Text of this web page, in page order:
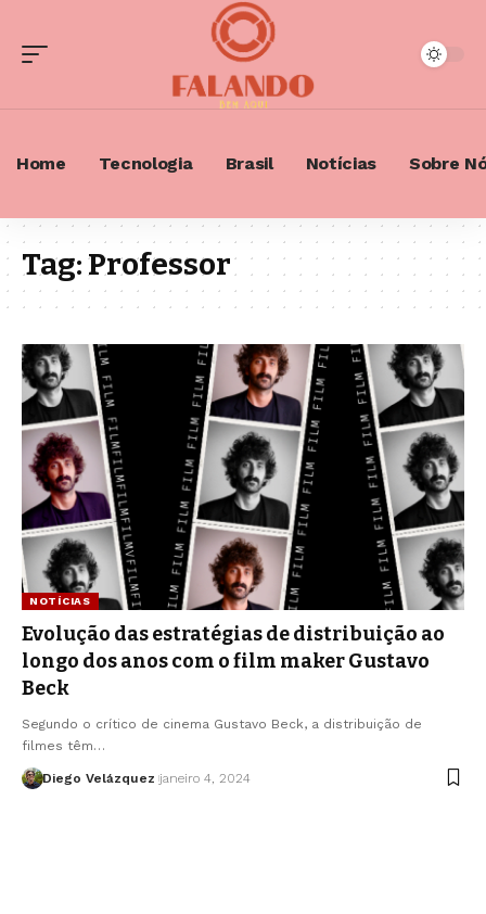
Home Tecnologia Brasil Notícias Sobre
Tag:Professor
NOTÍCIAS
Evolução das estratégias de distribuição ao
longo dos anos com o film maker Gustavo
Beck
Segundo o crítico de cinema Gustavo Beck, a distribuição de
filmes têm…
Diego Velázquez janeiro 4, 2024